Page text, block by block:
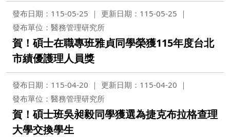
發布日期：115-05-25
更新日期：115-05-25
發布單位：醫務管理研究所
賀！碩士在職專班雅貞同學榮獲115年度台北
市績優護理人員獎
發布日期：115-04-20
更新日期：115-04-20
發布單位：醫務管理研究所
賀！碩士班吳昶毅同學獲選為捷克布拉格查理
大學交換學生